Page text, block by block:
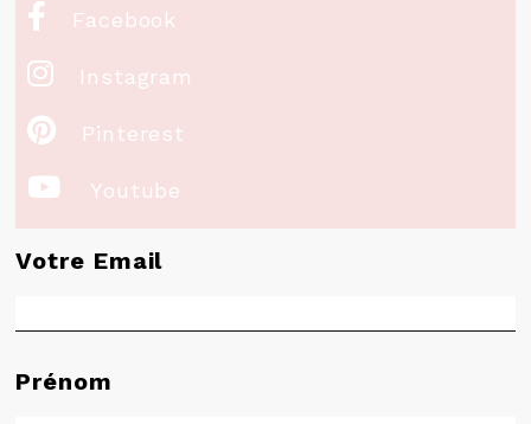
 Facebook
 Instagram
 Pinterest
 Youtube
Votre Email
Prénom